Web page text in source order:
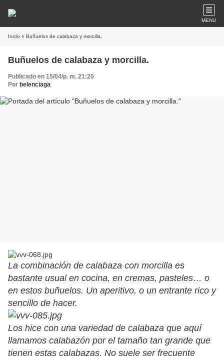
MENU
Inicio » Buñuelos de calabaza y morcilla.
Buñuelos de calabaza y morcilla.
Publicado en 15/04/p. m. 21:20
Por belenciaga
La combinación de calabaza con morcilla es
bastante usual en cocina, en cremas, pasteles… o
en estos buñuelos. Un aperitivo, o un entrante rico y
sencillo de hacer.
Los hice con una variedad de calabaza que aquí
llamamos calabazón por el tamaño tan grande que
tienen estas calabazas. No suele ser frecuente